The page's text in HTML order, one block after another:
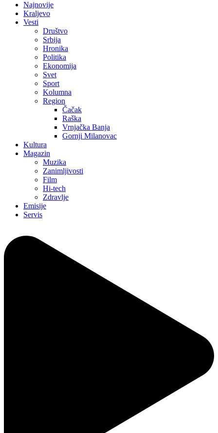
Najnovije
Kraljevo
Vesti
Društvo
Srbija
Hronika
Politika
Ekonomija
Svet
Sport
Kolumna
Region
Čačak
Raška
Vrnjačka Banja
Gornji Milanovac
Kultura
Magazin
Muzika
Zanimljivosti
Film
Hi-tech
Zdravlje
Emisije
Servis